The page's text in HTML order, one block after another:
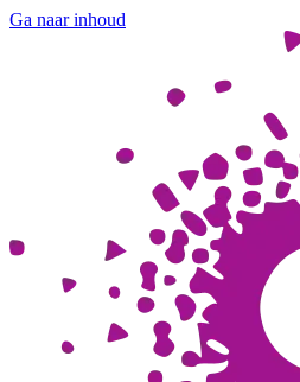
Ga naar inhoud